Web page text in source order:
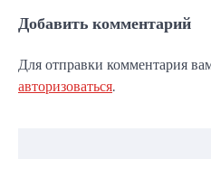
Добавить комментарий
Для отправки комментария
авторизоваться.